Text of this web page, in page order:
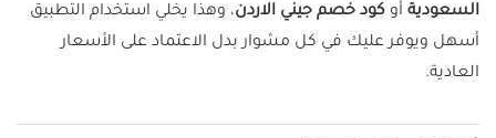
السعودية أو كود خصم جيني الاردن، وهذا يخلي استخدام التطبيق
أسهل ويوفر عليك في كل مشوار بدل الاعتماد على الأسعار
العادية.